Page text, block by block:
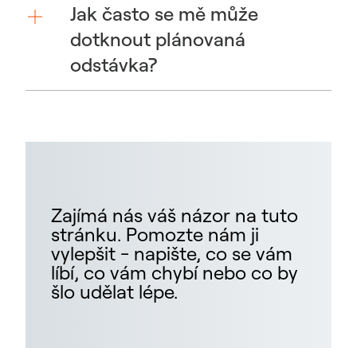
Jak často se mě může
dotknout plánovaná
odstávka?
Zajímá nás váš názor na tuto
stránku. Pomozte nám ji
vylepšit - napište, co se vám
líbí, co vám chybí nebo co by
šlo udělat lépe.